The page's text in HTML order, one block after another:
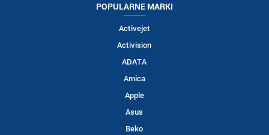
POPULARNE MARKI
Activejet
Activision
ADATA
Amica
Apple
Asus
Beko